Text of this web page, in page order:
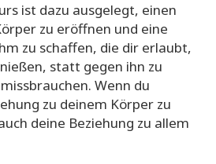
ist dazu ausgelegt, einen
zu eröffnen und eine
zu schaffen, die dir erlaubt,
statt gegen ihn zu
Wenn du
zu deinem Körper zu
deine Beziehung zu allem